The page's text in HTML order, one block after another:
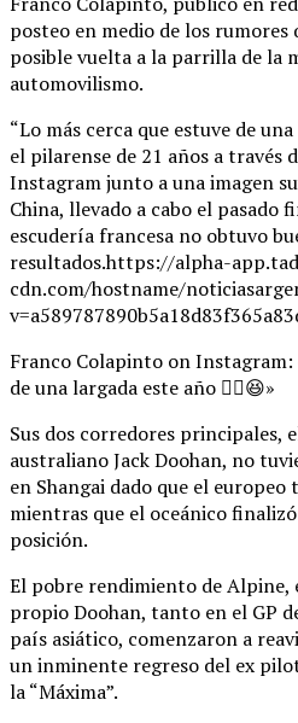
posteo en medio de los
posible vuelta a la parrilla de la
automovilismo.
“Lo más cerca que estuve de
el pilarense de 21 años a través
Instagram junto a una imagen
China, llevado a cabo el pasado
escudería francesa no obtuvo
resultados.https://alpha-
cdn.com/hostname/
Franco Colapinto on Instagram:
de una largada este año ✌🏼😆»
Sus dos corredores principales,
australiano Jack Doohan, no
en Shangai dado que el
mientras que el oceánico
posición.
El pobre rendimiento de Alpine,
propio Doohan, tanto en el GP
país asiático, comenzaron a
un inminente regreso del ex
la “Máxima”.